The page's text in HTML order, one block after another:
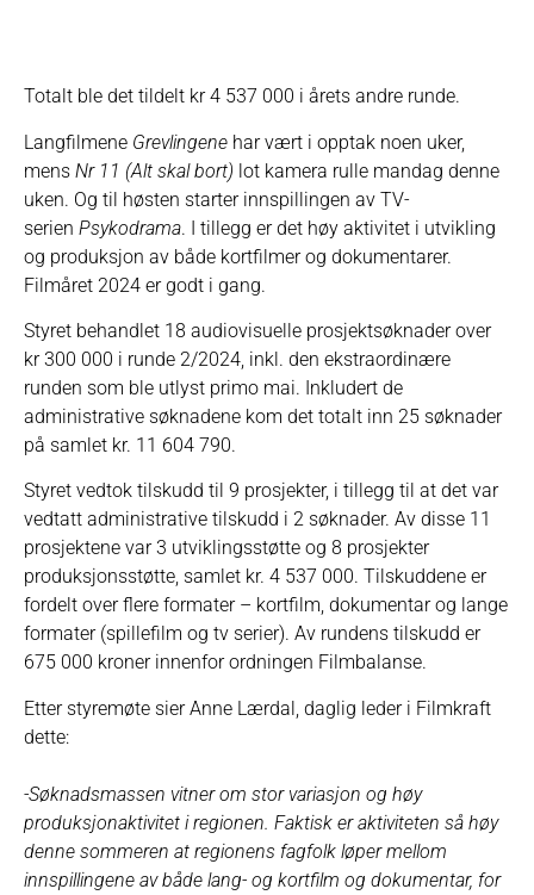
Totalt ble det tildelt kr 4 537 000 i årets andre runde.
Langfilmene Grevlingene har vært i opptak noen uker,
mens Nr 11 (Alt skal bort) lot kamera rulle mandag denne
uken. Og til høsten starter innspillingen av TV-
serien Psykodrama. I tillegg er det høy aktivitet i utvikling
og produksjon av både kortfilmer og dokumentarer.
Filmåret 2024 er godt i gang.
Styret behandlet 18 audiovisuelle prosjektsøknader over
kr 300 000 i runde 2/2024, inkl. den ekstraordinære
runden som ble utlyst primo mai. Inkludert de
administrative søknadene kom det totalt inn 25 søknader
på samlet kr. 11 604 790.
Styret vedtok tilskudd til 9 prosjekter, i tillegg til at det var
vedtatt administrative tilskudd i 2 søknader. Av disse 11
prosjektene var 3 utviklingsstøtte og 8 prosjekter
produksjonsstøtte, samlet kr. 4 537 000. Tilskuddene er
fordelt over flere formater – kortfilm, dokumentar og lange
formater (spillefilm og tv serier). Av rundens tilskudd er
675 000 kroner innenfor ordningen Filmbalanse.
Etter styremøte sier Anne Lærdal, daglig leder i Filmkraft
dette:
-Søknadsmassen vitner om stor variasjon og høy
produksjonaktivitet i regionen. Faktisk er aktiviteten så høy
denne sommeren at regionens fagfolk løper mellom
innspillingene av både lang- og kortfilm og dokumentar, for